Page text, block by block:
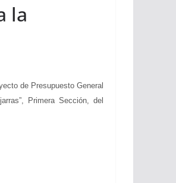
la
de Presupuesto General
Primera Sección, del